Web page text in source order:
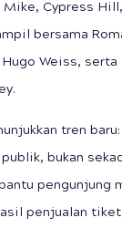
Cypress
bersama
Weiss, serta
tren
bukan
pengunjung
penjualan tiket